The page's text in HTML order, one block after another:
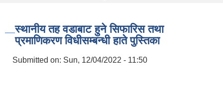
स्थानीय तह वडाबाट हुने सिफारिस तथा
प्रमाणिकरण विधीसम्बन्धी हाते पुस्तिका
Submitted on: Sun, 12/04/2022 - 11:50